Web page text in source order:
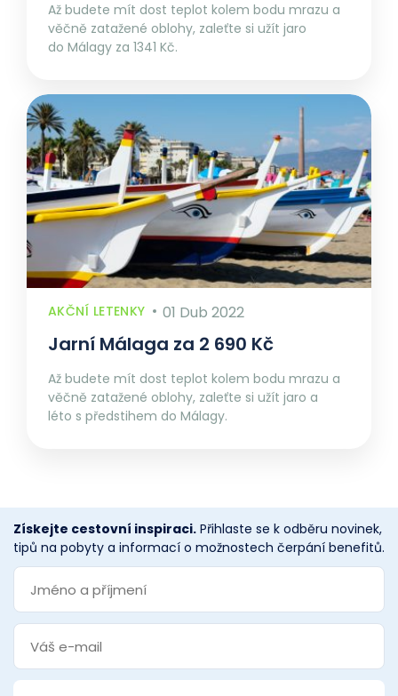
Až budete mít dost teplot kolem bodu mrazu a
věčně zatažené oblohy, zaleťte si užít jaro
do Málagy za 1341 Kč.
AKČNÍ LETENKY 01 Dub 2022
Jarní Málaga za 2 690 Kč
Až budete mít dost teplot kolem bodu mrazu a
věčně zatažené oblohy, zaleťte si užít jaro a
léto s předstihem do Málagy.
Získejte cestovní inspiraci. Přihlaste se k odběru novinek,
tipů na pobyty a informací o možnostech čerpání benefitů.